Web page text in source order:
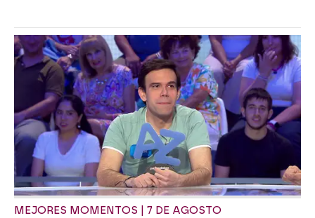
MEJORES MOMENTOS | 7 DE AGOSTO